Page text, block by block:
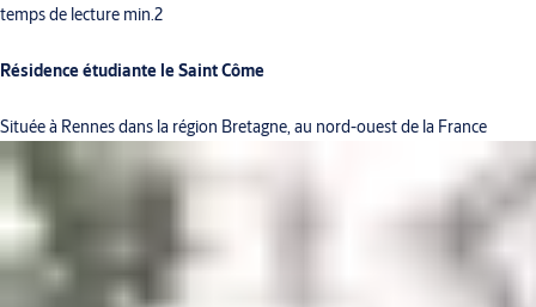
temps de lecture min.2
Résidence étudiante le Saint Côme
Située à Rennes dans la région Bretagne, au nord-ouest de la France